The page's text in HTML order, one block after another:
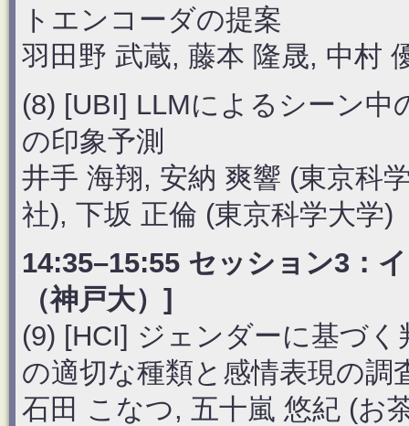
トエンコーダの提案
羽田野 武蔵, 藤本 隆晟, 中村
(8) [UBI] LLMによるシーン中
の印象予測
井手 海翔, 安納 爽響 (東京科
社), 下坂 正倫 (東京科学大学)
14:35–15:55 セッション3：
（神戸大）]
(9) [HCI] ジェンダーに基づ
の適切な種類と感情表現の調
石田 こなつ, 五十嵐 悠紀 (お